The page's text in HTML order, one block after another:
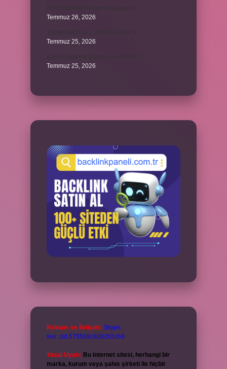
Temmuz 26, 2026
Temmuz 25, 2026
Temmuz 25, 2026
Reklam ve İletişim: Skype:
live:.cid.575569c608265c69
Yasal Uyarı: Bu internet sitesi, herhangi bir
marka, kurum veya şahıs şirketi ile hiçbir